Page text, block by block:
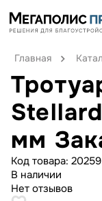
Главная
мм
Код товара: 20259
В наличии
Нет отзывов